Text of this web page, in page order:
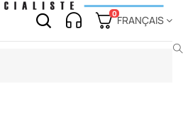
0
FRANÇAIS